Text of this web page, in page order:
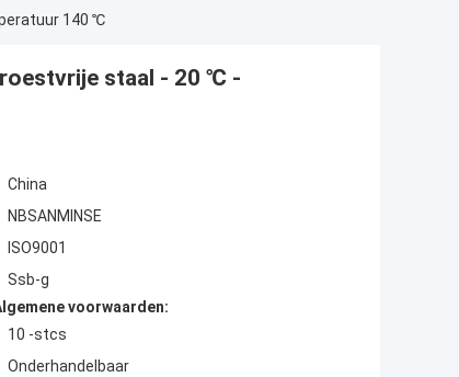
140 ℃
staal - 20 ℃ -
China
NBSANMINSE
ISO9001
Ssb-g
voorwaarden:
10 -stcs
Onderhandelbaar